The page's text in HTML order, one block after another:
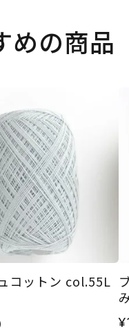
めの商品
コットン col.55L